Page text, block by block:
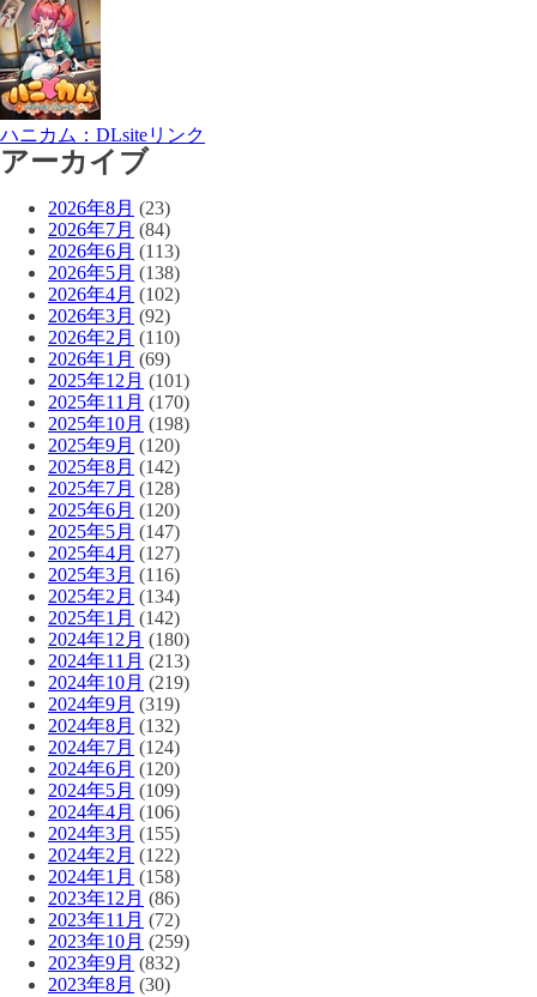
ハニカム：DLsiteリンク
アーカイブ
2026年8月 (23)
2026年7月 (84)
2026年6月 (113)
2026年5月 (138)
2026年4月 (102)
2026年3月 (92)
2026年2月 (110)
2026年1月 (69)
2025年12月 (101)
2025年11月 (170)
2025年10月 (198)
2025年9月 (120)
2025年8月 (142)
2025年7月 (128)
2025年6月 (120)
2025年5月 (147)
2025年4月 (127)
2025年3月 (116)
2025年2月 (134)
2025年1月 (142)
2024年12月 (180)
2024年11月 (213)
2024年10月 (219)
2024年9月 (319)
2024年8月 (132)
2024年7月 (124)
2024年6月 (120)
2024年5月 (109)
2024年4月 (106)
2024年3月 (155)
2024年2月 (122)
2024年1月 (158)
2023年12月 (86)
2023年11月 (72)
2023年10月 (259)
2023年9月 (832)
2023年8月 (30)